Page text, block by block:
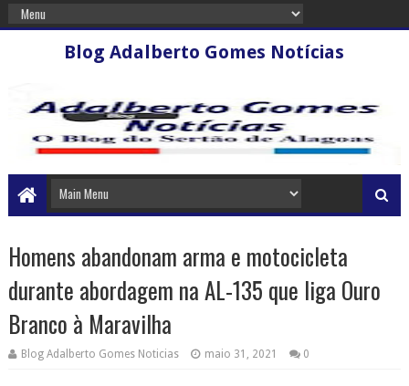
Blog Adalberto Gomes Notícias
Homens abandonam arma e motocicleta
durante abordagem na AL-135 que liga Ouro
Branco à Maravilha
Blog Adalberto Gomes Noticias maio 31, 2021 0